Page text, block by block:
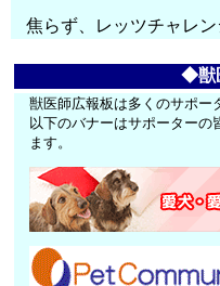
焦らず、レッツチャレン
◆獣
獣医師広報板は多くのサポー
以下のバナーはサポーター
ます。